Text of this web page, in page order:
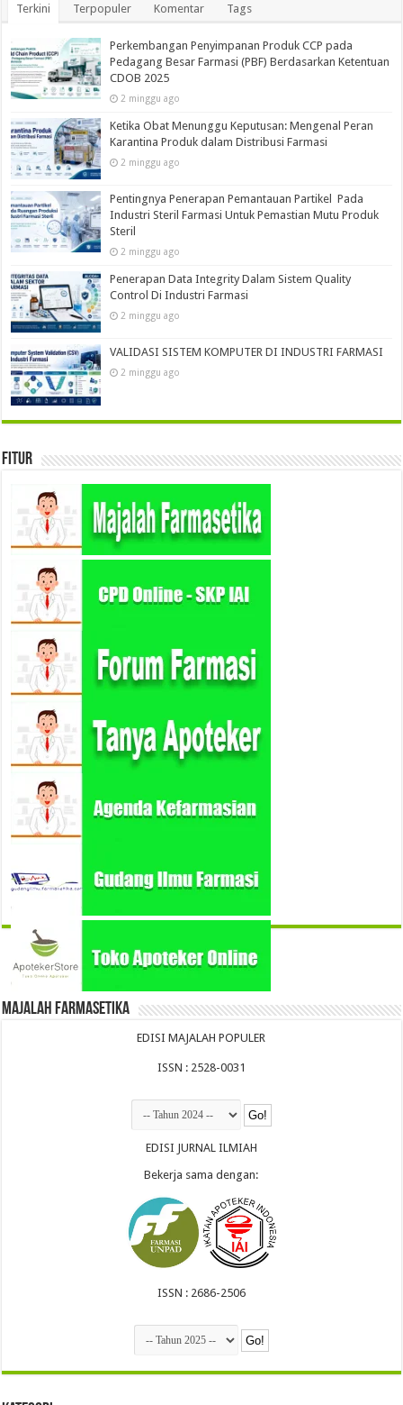
Terkini Terpopuler Komentar Tags
Perkembangan Penyimpanan Produk CCP pada
Pedagang Besar Farmasi (PBF) Berdasarkan Ketentuan
CDOB 2025
2 minggu ago
Ketika Obat Menunggu Keputusan: Mengenal Peran
Karantina Produk dalam Distribusi Farmasi
2 minggu ago
Pentingnya Penerapan Pemantauan Partikel Pada
Industri Steril Farmasi Untuk Pemastian Mutu Produk
Steril
2 minggu ago
Penerapan Data Integrity Dalam Sistem Quality
Control Di Industri Farmasi
2 minggu ago
VALIDASI SISTEM KOMPUTER DI INDUSTRI FARMASI
2 minggu ago
Fitur
Majalah Farmasetika
EDISI MAJALAH POPULER
ISSN : 2528-0031
EDISI JURNAL ILMIAH
Bekerja sama dengan:
ISSN : 2686-2506